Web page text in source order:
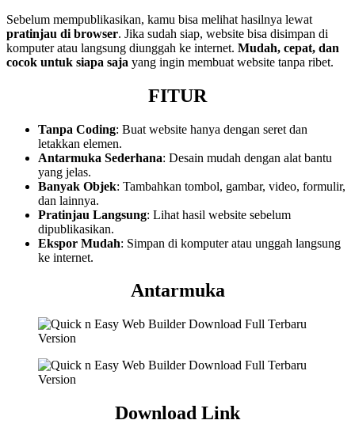
Sebelum mempublikasikan, kamu bisa melihat hasilnya lewat
pratinjau di browser. Jika sudah siap, website bisa disimpan di
komputer atau langsung diunggah ke internet. Mudah, cepat, dan
cocok untuk siapa saja yang ingin membuat website tanpa ribet.
FITUR
Tanpa Coding: Buat website hanya dengan seret dan
letakkan elemen.
Antarmuka Sederhana: Desain mudah dengan alat bantu
yang jelas.
Banyak Objek: Tambahkan tombol, gambar, video, formulir,
dan lainnya.
Pratinjau Langsung: Lihat hasil website sebelum
dipublikasikan.
Ekspor Mudah: Simpan di komputer atau unggah langsung
ke internet.
Antarmuka
Download Link